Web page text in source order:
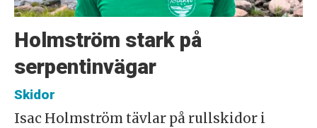
Holmström stark på
serpentinvägar
Skidor
Isac Holmström tävlar på rullskidor i